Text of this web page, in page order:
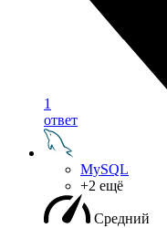
1
ответ
MySQL
+2 ещё
Средний